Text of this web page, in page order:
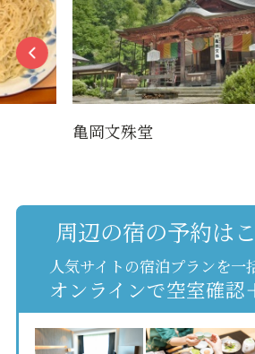
亀岡文殊堂
周辺の宿の予約は
人気サイトの宿泊プランを一
オンラインで空室確認